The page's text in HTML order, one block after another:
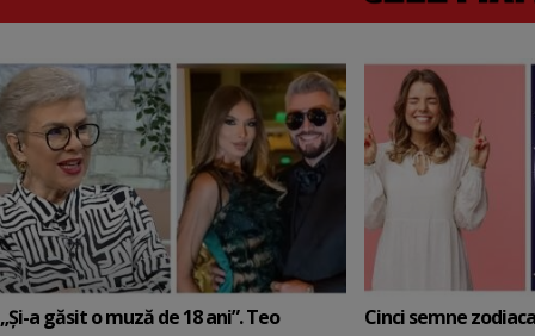
„Și-a găsit o muză de 18 ani”. Teo
Cinci semne